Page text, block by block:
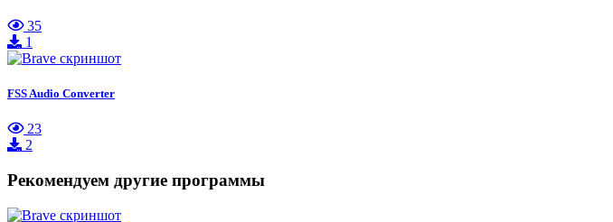
35
1
FSS Audio Converter
23
2
Рекомендуем другие программы